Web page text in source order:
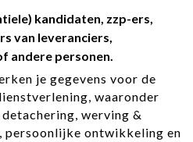
kandidaten, zzp-ers,
van leveranciers,
andere personen.
je gegevens voor de
waaronder
werving &
persoonlijke ontwikkeling en